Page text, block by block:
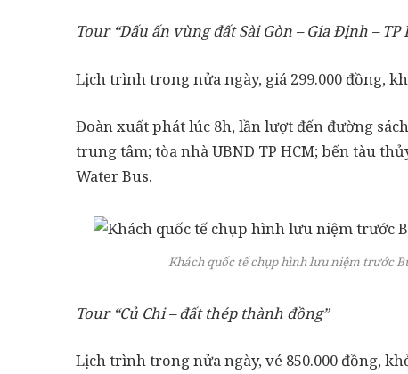
Tour “Dấu ấn vùng đất Sài Gòn – Gia Định – TP
Lịch trình trong nửa ngày, giá 299.000 đồng,
Đoàn xuất phát lúc 8h, lần lượt đến đường
trung tâm; tòa nhà UBND TP HCM; bến tàu
Water Bus.
Khách quốc tế chụp hình lưu niệm trước
Tour “Củ Chi – đất thép thành đồng”
Lịch trình trong nửa ngày, vé 850.000 đồng,